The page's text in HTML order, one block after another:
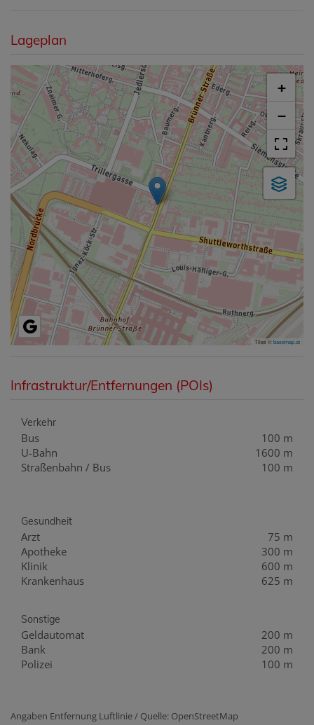
Lageplan
+
−
Tiles ©basemap.at
Infrastruktur/Entfernungen (POIs)
Verkehr
Bus
100 m
U-Bahn
1600 m
Straßenbahn / Bus
100 m
Gesundheit
Arzt
75 m
Apotheke
300 m
Klinik
600 m
Krankenhaus
625 m
Sonstige
Geldautomat
200 m
Bank
200 m
Polizei
100 m
Angaben Entfernung Luftlinie / Quelle: OpenStreetMap